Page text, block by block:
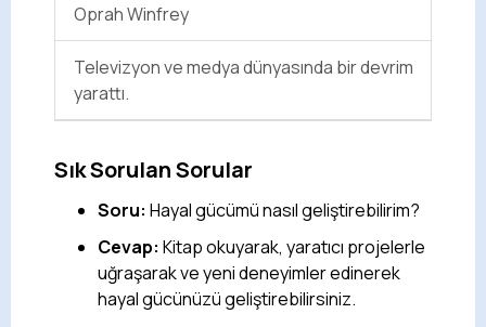
Oprah Winfrey
Televizyon ve medya dünyasında bir devrim
yarattı.
Sık Sorulan Sorular
Soru: Hayal gücümü nasıl geliştirebilirim?
Cevap: Kitap okuyarak, yaratıcı projelerle
uğraşarak ve yeni deneyimler edinerek
hayal gücünüzü geliştirebilirsiniz.